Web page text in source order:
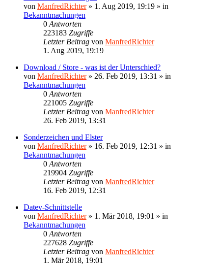
von ManfredRichter» 1. Aug 2019, 19:19 » in
Bekanntmachungen
0 Antworten
223183 Zugriffe
Letzter Beitrag von ManfredRichter
1. Aug 2019, 19:19
Download / Store - was ist der Unterschied?
von ManfredRichter» 26. Feb 2019, 13:31 » in
Bekanntmachungen
0 Antworten
221005 Zugriffe
Letzter Beitrag von ManfredRichter
26. Feb 2019, 13:31
Sonderzeichen und Elster
von ManfredRichter» 16. Feb 2019, 12:31 » in
Bekanntmachungen
0 Antworten
219904 Zugriffe
Letzter Beitrag von ManfredRichter
16. Feb 2019, 12:31
Datev-Schnittstelle
von ManfredRichter» 1. Mär 2018, 19:01 » in
Bekanntmachungen
0 Antworten
227628 Zugriffe
Letzter Beitrag von ManfredRichter
1. Mär 2018, 19:01